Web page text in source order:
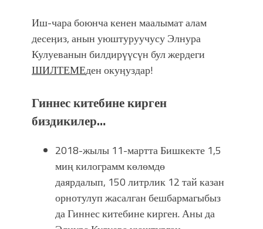
Иш-чара боюнча кенен маалымат алам
десеӊиз, анын уюштуруучусу Элнура
Кулуеванын билдирүүсүн бул жердеги
ШИЛТЕМЕден окуӊуздар!
Гиннес китебине кирген
биздикилер…
2018-жылы 11-марттаБишкекте 1,5
миң килограмм көлөмдө
даярдалып, 150 литрлик 12 тай казан
орнотулуп жасалган бешбармагыбыз
даГиннес китебине кирген. Аны да